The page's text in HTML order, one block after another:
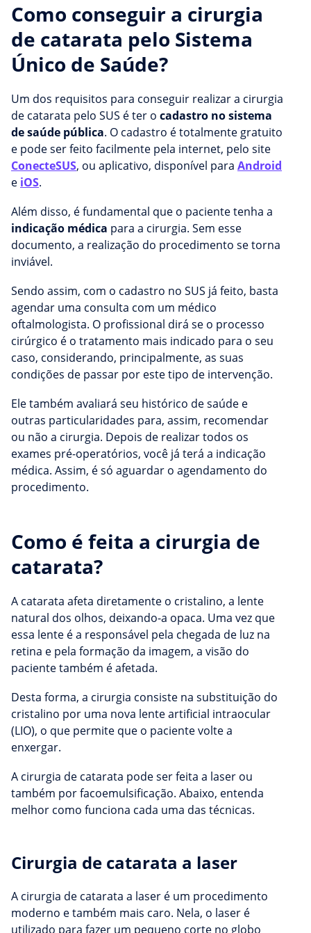
Como conseguir a cirurgia
de catarata pelo Sistema
Único de Saúde?
Um dos requisitos para conseguir realizar a cirurgia
de catarata pelo SUS é ter o cadastro no sistema
de saúde pública. O cadastro é totalmente gratuito
e pode ser feito facilmente pela internet, pelo site
ConecteSUS, ou aplicativo, disponível para Android
e iOS.
Além disso, é fundamental que o paciente tenha a
indicação médica para a cirurgia. Sem esse
documento, a realização do procedimento se torna
inviável.
Sendo assim, com o cadastro no SUS já feito, basta
agendar uma consulta com um médico
oftalmologista. O profissional dirá se o processo
cirúrgico é o tratamento mais indicado para o seu
caso, considerando, principalmente, as suas
condições de passar por este tipo de intervenção.
Ele também avaliará seu histórico de saúde e
outras particularidades para, assim, recomendar
ou não a cirurgia. Depois de realizar todos os
exames pré-operatórios, você já terá a indicação
médica. Assim, é só aguardar o agendamento do
procedimento.
Como é feita a cirurgia de
catarata?
A catarata afeta diretamente o cristalino, a lente
natural dos olhos, deixando-a opaca. Uma vez que
essa lente é a responsável pela chegada de luz na
retina e pela formação da imagem, a visão do
paciente também é afetada.
Desta forma, a cirurgia consiste na substituição do
cristalino por uma nova lente artificial intraocular
(LIO), o que permite que o paciente volte a
enxergar.
A cirurgia de catarata pode ser feita a laser ou
também por facoemulsificação. Abaixo, entenda
melhor como funciona cada uma das técnicas.
Cirurgia de catarata a laser
A cirurgia de catarata a laser é um procedimento
moderno e também mais caro. Nela, o laser é
utilizado para fazer um pequeno corte no globo